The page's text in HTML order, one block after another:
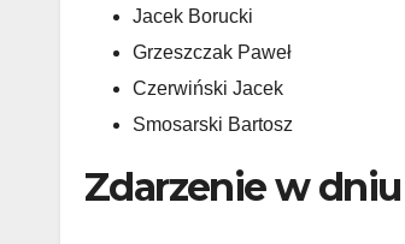
Jacek Borucki
Grzeszczak Paweł
Czerwiński Jacek
Smosarski Bartosz
Zdarzenie w